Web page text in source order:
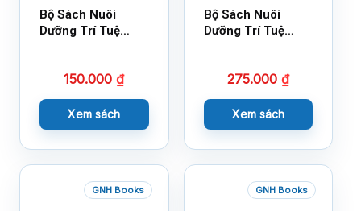
Bộ Sách Nuôi
Dưỡng Trí Tuệ
150.000₫
Xem sách
Bộ Sách Nuôi
Dưỡng Trí Tuệ
275.000 ₫
Xem sách
GNH Books GNH Books